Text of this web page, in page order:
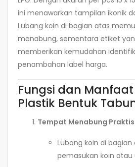
ini menawarkan tampilan ikonik
Lubang koin di bagian atas
menabung, sementara etiket
memberikan kemudahan
penambahan label harga.
Fungsi dan
Plastik Bentuk
Tempat Menabung
Lubang koin di
pemasukan koin atau